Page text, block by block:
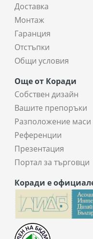
Доставка
Монтаж
Гаранция
Отстъпки
Общи условия
Още от Коради
Собствен дизайн
Вашите препоръки
Разположение маси
Референции
Презентация
Портал за търговци
Коради е